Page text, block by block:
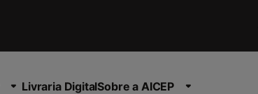
Livraria DigitalSobre a AICEP